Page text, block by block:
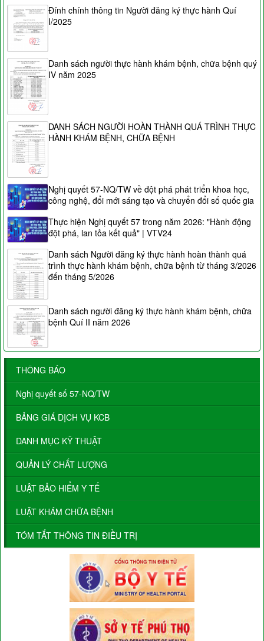
Đính chính thông tin Người đăng ký thực hành Quí
I/2025
Danh sách người thực hành khám bệnh, chữa bệnh quý
IV năm 2025
DANH SÁCH NGƯỜI HOÀN THÀNH QUÁ TRÌNH THỰC
HÀNH KHÁM BỆNH, CHỮA BỆNH
Nghị quyết 57-NQ/TW về đột phá phát triển khoa học,
công nghệ, đổi mới sáng tạo và chuyển đổi số quốc gia
Thực hiện Nghị quyết 57 trong năm 2026: "Hành động
đột phá, lan tỏa kết quả" | VTV24
Danh sách Người đăng ký thực hành hoàn thành quá
trình thực hành khám bệnh, chữa bệnh từ tháng 3/2026
đến tháng 5/2026
Danh sách người đăng ký thực hành khám bệnh, chữa
bệnh Quí II năm 2026
THÔNG BÁO
Nghị quyết số 57-NQ/TW
BẢNG GIÁ DỊCH VỤ KCB
DANH MỤC KỸ THUẬT
QUẢN LÝ CHẤT LƯỢNG
LUẬT BẢO HIỂM Y TẾ
LUẬT KHÁM CHỮA BỆNH
TÓM TẮT THÔNG TIN ĐIỀU TRỊ